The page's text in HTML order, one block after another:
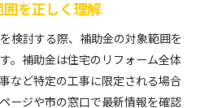
を正しく理解
検討する際、補助金の対象範囲を
。補助金は住宅のリフォーム全体
など特定の工事に限定される場合
ージや市の窓口で最新情報を確認